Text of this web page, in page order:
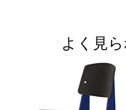
よく見